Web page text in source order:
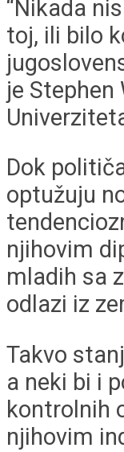
“Nikada
toj, ili bilo
je Stephen
Dok
optužuju
njihovim
mladih sa
odlazi iz
Takvo
a neki bi i
kontrolnih
njihovim